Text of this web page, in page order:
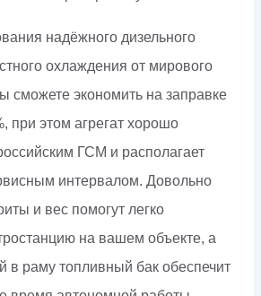
надёжного дизельного
охлаждения от мирового
сможете экономить на заправке
при этом агрегат хорошо
ГСМ и располагает
интервалом. Довольно
и вес помогут легко
на вашем объекте, а
в раму топливный бак обеспечит